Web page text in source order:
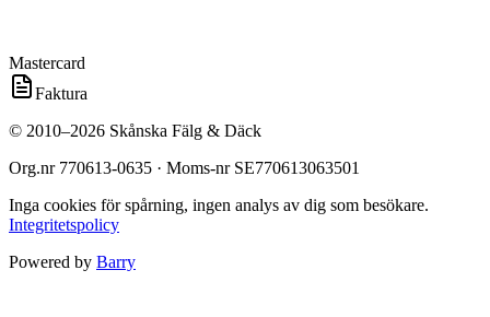
Mastercard
Faktura
© 2010–2026 Skånska Fälg & Däck
Org.nr 770613-0635 · Moms-nr SE770613063501
Inga cookies för spårning, ingen analys av dig som besökare.
Integritetspolicy
Powered by Barry